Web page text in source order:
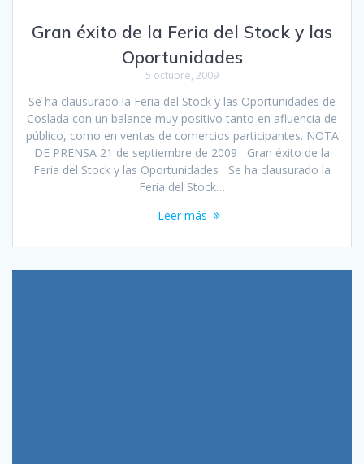
Gran éxito de la Feria del Stock y las
Oportunidades
5 octubre, 2009
Se ha clausurado la Feria del Stock y las Oportunidades de
Coslada con un balance muy positivo tanto en afluencia de
público, como en ventas de comercios participantes. NOTA
DE PRENSA 21 de septiembre de 2009 Gran éxito de la
Feria del Stock y las Oportunidades Se ha clausurado la
Feria del Stock…
Leer más